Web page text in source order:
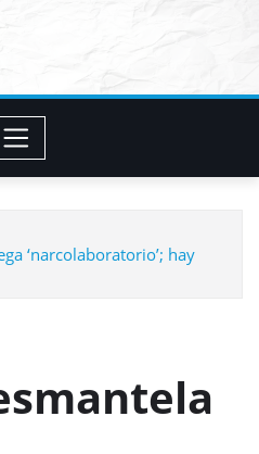
‘narcolaboratorio’; hay